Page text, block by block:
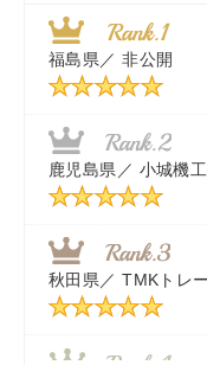
千葉県／ 株式会社
福岡県／株式会社カ
東京都／
秋田県／ TMKトレ
福島県／ 非公開
鹿児島県／ 小城機工
秋田県／ TMKトレ